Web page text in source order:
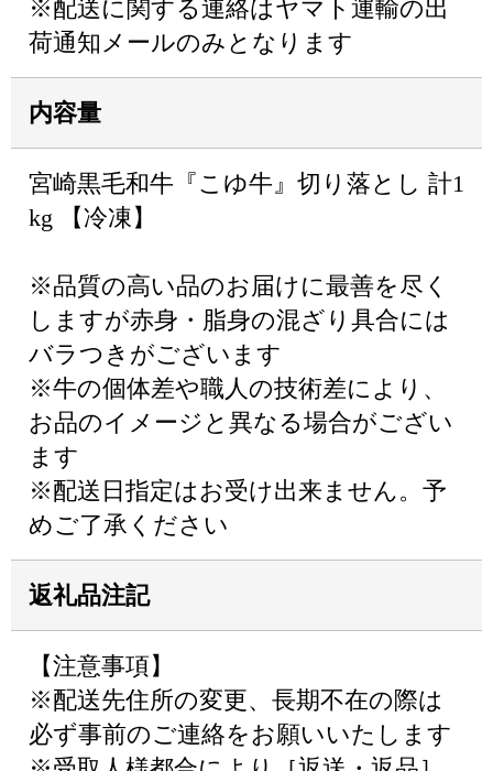
※配送に関する連絡はヤマト運輸の出
荷通知メールのみとなります
内容量
宮崎黒毛和牛『こゆ牛』切り落とし 計1
kg 【冷凍】
※品質の高い品のお届けに最善を尽く
しますが赤身・脂身の混ざり具合には
バラつきがございます
※牛の個体差や職人の技術差により、
お品のイメージと異なる場合がござい
ます
※配送日指定はお受け出来ません。予
めご了承ください
返礼品注記
【注意事項】
※配送先住所の変更、長期不在の際は
必ず事前のご連絡をお願いいたします